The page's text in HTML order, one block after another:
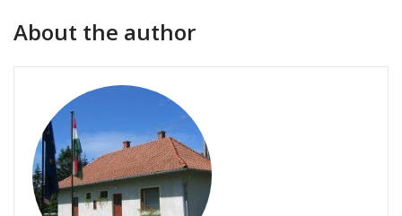
About the author